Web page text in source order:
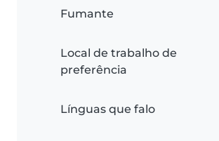
Fumante
Local de trabalho de
preferência
Línguas que falo